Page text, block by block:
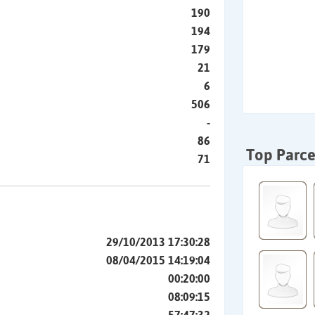
190
194
179
21
6
506
-
86
71
29/10/2013 17:30:28
08/04/2015 14:19:04
00:20:00
08:09:15
Top